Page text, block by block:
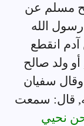
مسلم عن
الله
انقطع
ولد صالح
سفيان
قال: سمعت
نحيي